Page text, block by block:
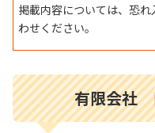
掲載内容については、恐
わせください。
有限会社